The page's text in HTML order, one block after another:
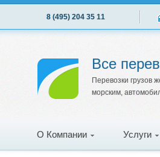
8 (495) 204 35 11
Все
Перевозки грузов
морским,
О Компании Услуги